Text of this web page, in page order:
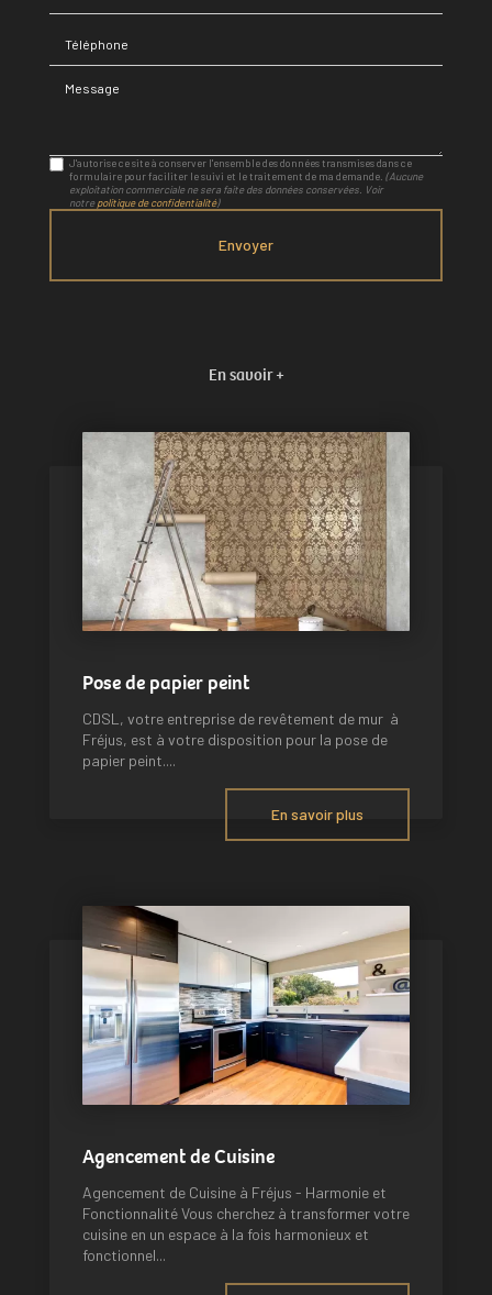
Message
J'autorise ce site à conserver l'ensemble des données transmises dans ce
formulaire pour faciliter le suivi et le traitement de ma demande.(Aucune
exploitation commerciale ne sera faite des données conservées. Voir
notrepolitique de confidentialité)
En savoir +
Pose de papier peint
CDSL, votre entreprise de revêtement de mur à
Fréjus, est à votre disposition pour la pose de
papier peint....
En savoir plus
Agencement de Cuisine
Agencement de Cuisine à Fréjus - Harmonie et
Fonctionnalité Vous cherchez à transformer votre
cuisine en un espace à la fois harmonieux et
fonctionnel...